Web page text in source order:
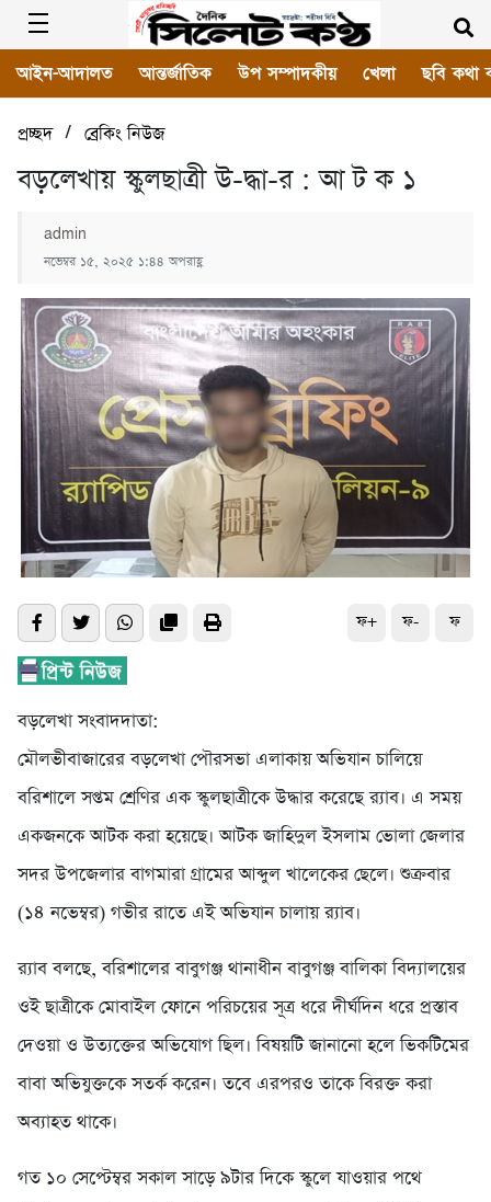
আইন-আদালত আন্তর্জাতিক উপ সম্পাদকীয় খেলা ছবি কথা
প্রচ্ছদ/ ব্রেকিং নিউজ
বড়লেখায় স্কুলছাত্রী উ-দ্ধা-র : আ ট ক ১
admin
নভেম্বর ১৫, ২০২৫ ১:৪৪ অপরাহ্ণ
ফ+ ফ- ফ
বড়লেখা সংবাদদাতা:
মৌলভীবাজারের বড়লেখা পৌরসভা এলাকায় অভিযান চালিয়ে
বরিশালে সপ্তম শ্রেণির এক স্কুলছাত্রীকে উদ্ধার করেছে র‌্যাব। এ সময়
একজনকে আটক করা হয়েছে। আটক জাহিদুল ইসলাম ভোলা জেলার
সদর উপজেলার বাগমারা গ্রামের আব্দুল খালেকের ছেলে। শুক্রবার
(১৪ নভেম্বর) গভীর রাতে এই অভিযান চালায় র‌্যাব।
র‌্যাব বলছে, বরিশালের বাবুগঞ্জ থানাধীন বাবুগঞ্জ বালিকা বিদ্যালয়ের
ওই ছাত্রীকে মোবাইল ফোনে পরিচয়ের সূত্র ধরে দীর্ঘদিন ধরে প্রস্তাব
দেওয়া ও উত্যক্তের অভিযোগ ছিল। বিষয়টি জানানো হলে ভিকটিমের
বাবা অভিযুক্তকে সতর্ক করেন। তবে এরপরও তাকে বিরক্ত করা
অব্যাহত থাকে।
গত ১০ সেপ্টেম্বর সকাল সাড়ে ৯টার দিকে স্কুলে যাওয়ার পথে